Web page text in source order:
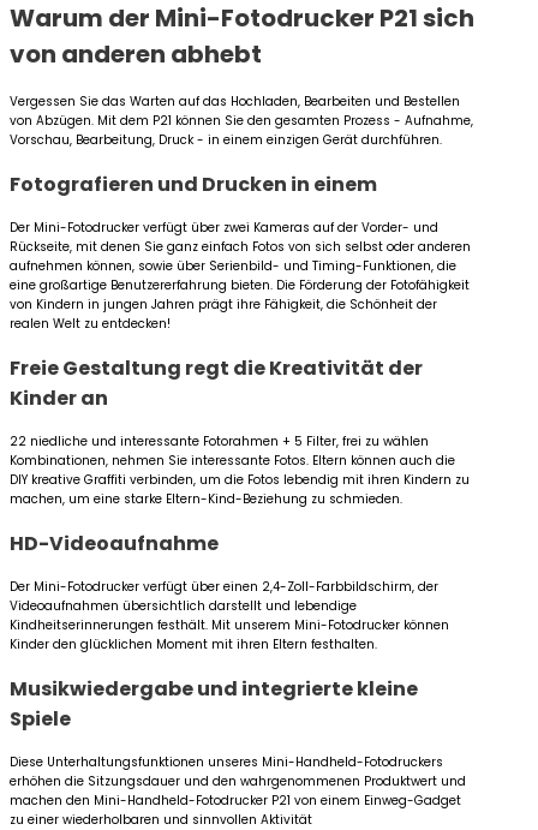
Warum der Mini-Fotodrucker P21 sich
von anderen abhebt
Vergessen Sie das Warten auf das Hochladen, Bearbeiten und Bestellen
von Abzügen. Mit dem P21 können Sie den gesamten Prozess - Aufnahme,
Vorschau, Bearbeitung, Druck - in einem einzigen Gerät durchführen.
Fotografieren und Drucken in einem
Der Mini-Fotodrucker verfügt über zwei Kameras auf der Vorder- und
Rückseite, mit denen Sie ganz einfach Fotos von sich selbst oder anderen
aufnehmen können, sowie über Serienbild- und Timing-Funktionen, die
eine großartige Benutzererfahrung bieten. Die Förderung der Fotofähigkeit
von Kindern in jungen Jahren prägt ihre Fähigkeit, die Schönheit der
realen Welt zu entdecken!
Freie Gestaltung regt die Kreativität der
Kinder an
22 niedliche und interessante Fotorahmen + 5 Filter, frei zu wählen
Kombinationen, nehmen Sie interessante Fotos. Eltern können auch die
DIY kreative Graffiti verbinden, um die Fotos lebendig mit ihren Kindern zu
machen, um eine starke Eltern-Kind-Beziehung zu schmieden.
HD-Videoaufnahme
Der Mini-Fotodrucker verfügt über einen 2,4-Zoll-Farbbildschirm, der
Videoaufnahmen übersichtlich darstellt und lebendige
Kindheitserinnerungen festhält. Mit unserem Mini-Fotodrucker können
Kinder den glücklichen Moment mit ihren Eltern festhalten.
Musikwiedergabe und integrierte kleine
Spiele
Diese Unterhaltungsfunktionen unseres Mini-Handheld-Fotodruckers
erhöhen die Sitzungsdauer und den wahrgenommenen Produktwert und
machen den Mini-Handheld-Fotodrucker P21 von einem Einweg-Gadget
zu einer wiederholbaren und sinnvollen Aktivität